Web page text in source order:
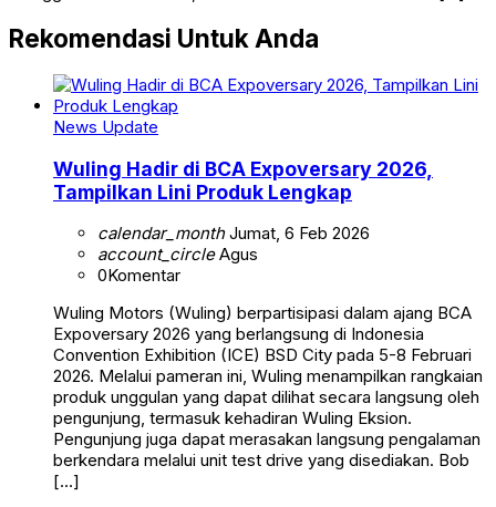
Rekomendasi Untuk Anda
News Update
Wuling Hadir di BCA Expoversary 2026,
Tampilkan Lini Produk Lengkap
calendar_monthJumat, 6 Feb 2026
account_circleAgus
0Komentar
Wuling Motors (Wuling) berpartisipasi dalam ajang BCA
Expoversary 2026 yang berlangsung di Indonesia
Convention Exhibition (ICE) BSD City pada 5-8 Februari
2026. Melalui pameran ini, Wuling menampilkan rangkaian
produk unggulan yang dapat dilihat secara langsung oleh
pengunjung, termasuk kehadiran Wuling Eksion.
Pengunjung juga dapat merasakan langsung pengalaman
berkendara melalui unit test drive yang disediakan. Bob
[…]